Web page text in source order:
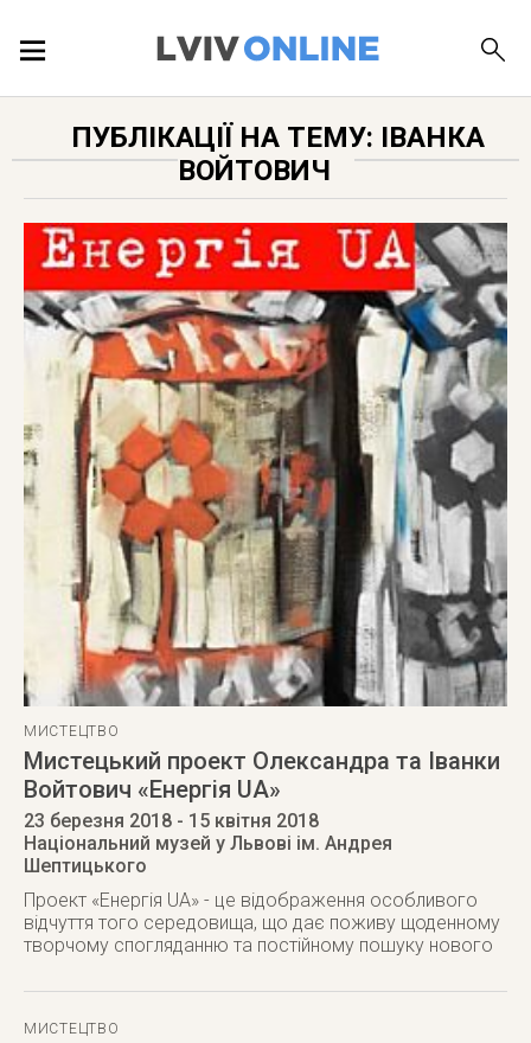
ПУБЛІКАЦІЇ
ДОВІДКА
ПУБЛІКАЦІЇ НА ТЕМУ: ІВАНКА
ВОЙТОВИЧ
МИСТЕЦТВО
Мистецький проект Олександра та Іванки
Войтович «Енергія UA»
23 березня 2018 - 15 квітня 2018
Національний музей у Львові ім. Андрея
Шептицького
Проект «Енергія UA» - це відображення особливого
відчуття того середовища, що дає поживу щоденному
творчому спогляданню та постійному пошуку нового
МИСТЕЦТВО